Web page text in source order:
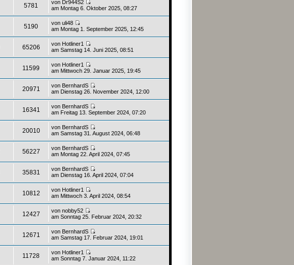
5781 von Dr944S2
am Montag 6. Oktober 2025, 08:27
5190 vonuli48
am Montag 1. September 2025, 12:45
65206 von Hotliner1
am Samstag 14. Juni 2025, 08:51
11599 von Hotliner1
am Mittwoch 29. Januar 2025, 19:45
20971 von BernhardS
am Dienstag 26. November 2024, 12:00
16341 von BernhardS
am Freitag 13. September 2024, 07:20
20010 von BernhardS
am Samstag 31. August 2024, 06:48
56227 von BernhardS
am Montag 22. April 2024, 07:45
35831 von BernhardS
am Dienstag 16. April 2024, 07:04
10812 von Hotliner1
am Mittwoch 3. April 2024, 08:54
12427 vonnobby52
am Sonntag 25. Februar 2024, 20:32
12671 von BernhardS
am Samstag 17. Februar 2024, 19:01
11728 von Hotliner1
am Sonntag 7. Januar 2024, 11:22